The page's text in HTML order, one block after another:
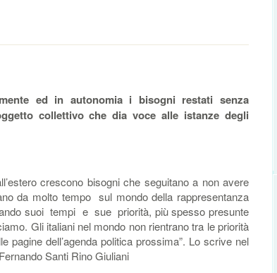
ed in autonomia i bisogni restati senza
collettivo che dia voce alle istanze degli
crescono bisogni che seguitano a non avere
da molto tempo sul mondo della rappresentanza
suoi tempi e sue priorità, più spesso presunte
Gli italiani nel mondo non rientrano tra le priorità
dell’agenda politica prossima”. Lo scrive nel
Santi Rino Giuliani